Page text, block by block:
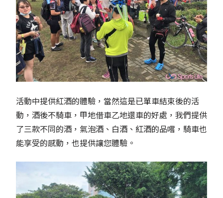
活動中提供紅酒的體驗，當然這是已單車結束後的活
動，酒後不騎車，甲地借車乙地還車的好處，我們提供
了三款不同的酒，氣泡酒、白酒、紅酒的品嚐，騎車也
能享受的感動，也提供讓您體驗。